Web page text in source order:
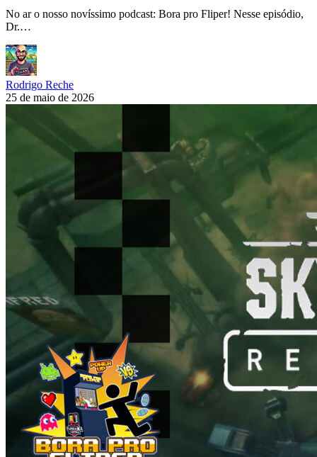
No ar o nosso novíssimo podcast: Bora pro Fliper! Nesse episódio,
Dr.…
Rodrigo Reche
25 de maio de 2026